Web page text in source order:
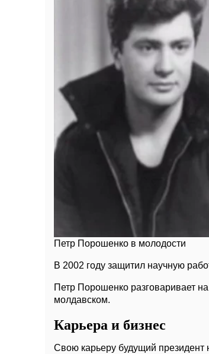
Петр Порошенко в молодости
В 2002 году защитил научную
Петр Порошенко разговаривает
молдавском.
Карьера и бизнес
Свою карьеру будущий президент